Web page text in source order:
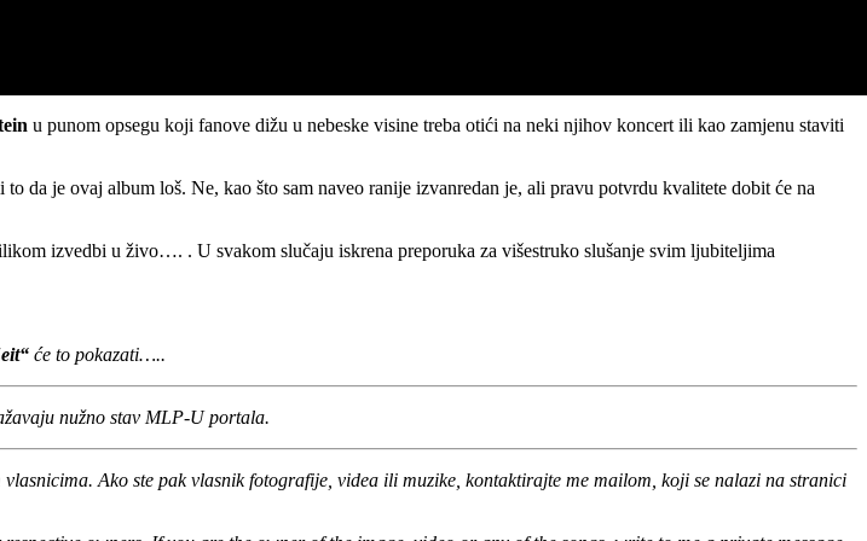
u punom opsegu koji fanove dižu u nebeske visine treba otići na neki njihov koncert ili kao zamjenu staviti
da je ovaj album loš. Ne, kao što sam naveo ranije izvanredan je, ali pravu potvrdu kvalitete dobit će na
izvedbi u živo…. . U svakom slučaju iskrena preporuka za višestruko slušanje svim ljubiteljima
će to pokazati…..
nužno stav MLP-U portala.
Ako ste pak vlasnik fotografije, videa ili muzike, kontaktirajte me mailom, koji se nalazi na stranici